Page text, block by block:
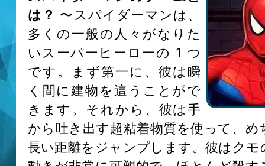
は？ 〜スパイダーマンは、
多くの一般の人々がなりた
いスーパーヒーローの 1 つ
です。まず第一に、彼は瞬
く間に建物を這うことがで
きます。それから、彼は手
から吐き出す超粘着物質を使って、
長い距離をジャンプします。彼はクモ